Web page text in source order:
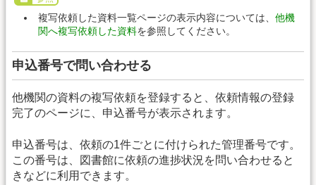
複写依頼した資料一覧ページの表示内容については、 他機
関へ複写依頼した資料を参照してください。
申込番号で問い合わせる
他機関の資料の複写依頼を登録すると、依頼情報の登録
完了のページに、申込番号が表示されます。
申込番号は、依頼の1件ごとに付けられた管理番号です。
この番号は、図書館に依頼の進捗状況を問い合わせると
きなどに利用できます。